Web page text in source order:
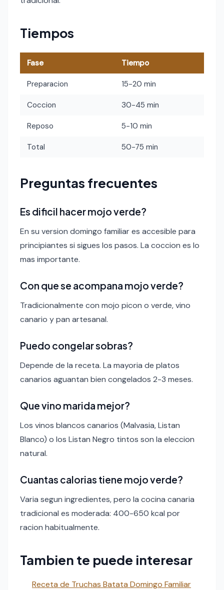
Tiempos
Fase Tiempo
Preparacion 15-20 min
Coccion 30-45 min
Reposo 5-10 min
Total 50-75 min
Preguntas frecuentes
Es dificil hacer mojo verde?
En su version domingo familiar es accesible para
principiantes si sigues los pasos. La coccion es lo
mas importante.
Con que se acompana mojo verde?
Tradicionalmente con mojo picon o verde, vino
canario y pan artesanal.
Puedo congelar sobras?
Depende de la receta. La mayoria de platos
canarios aguantan bien congelados 2-3 meses.
Que vino marida mejor?
Los vinos blancos canarios (Malvasia, Listan
Blanco) o los Listan Negro tintos son la eleccion
natural.
Cuantas calorias tiene mojo verde?
Varia segun ingredientes, pero la cocina canaria
tradicional es moderada: 400-650 kcal por
racion habitualmente.
Tambien te puede interesar
Receta de Truchas Batata Domingo Familiar